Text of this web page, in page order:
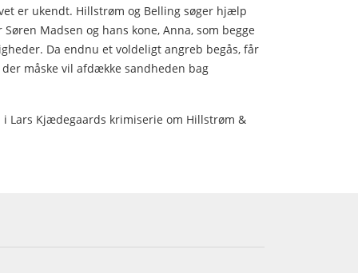
er ukendt. Hillstrøm og Belling søger hjælp
Madsen og hans kone, Anna, som begge
Da endnu et voldeligt angreb begås, får
måske vil afdække sandheden bag
i Lars Kjædegaards krimiserie om Hillstrøm &